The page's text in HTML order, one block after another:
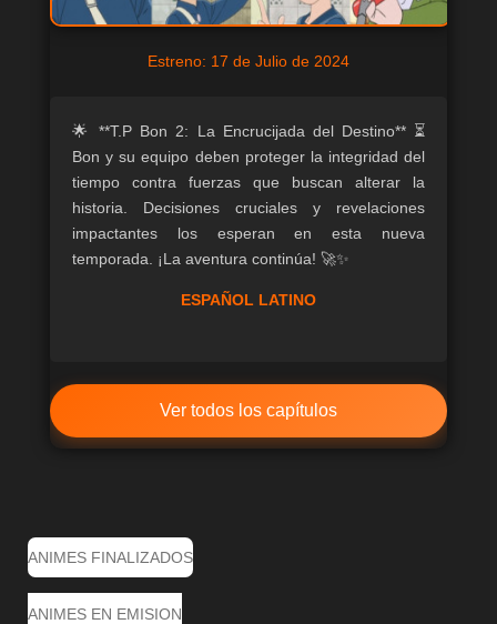
Estreno: 17 de Julio de 2024
🌟 **T.P Bon 2: La Encrucijada del Destino** ⏳
Bon y su equipo deben proteger la integridad del
tiempo contra fuerzas que buscan alterar la
historia. Decisiones cruciales y revelaciones
impactantes los esperan en esta nueva
temporada. ¡La aventura continúa! 🚀✨
ESPAÑOL LATINO
Ver todos los capítulos
ANIMES FINALIZADOS
ANIMES EN EMISION